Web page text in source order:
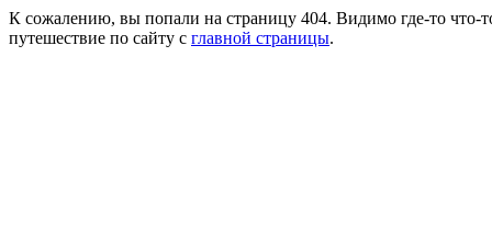
К сожалению, вы попали на страницу 404. Видимо где-то что-
путешествие по сайту с главной страницы.